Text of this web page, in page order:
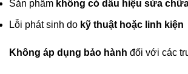
Sản phẩm không có dấu hiệu sửa
Lỗi phát sinh do kỹ thuật hoặc linh kiện
Không áp dụng bảo hành đối với các